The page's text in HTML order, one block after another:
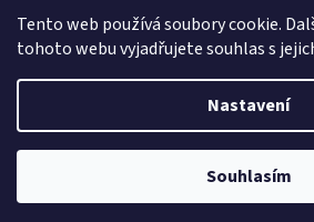
Tento web používá soubory cookie.
tohoto webu vyjadřujete souhlas s
Nastavení
Souhlasím
🏖️ DOVOLENÁ
kamenná prodejna
Objednávky přijímáme i
dovolené, expedice a
proběhnou až po jejím
Reklamační řád
Vytvořil Shoptet
AUTOdesignPLUS.